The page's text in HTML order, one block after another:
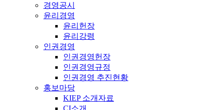
경영공시
윤리경영
윤리헌장
윤리강령
인권경영
인권경영헌장
인권경영규정
인권경영 추진현황
홍보마당
KIEP 소개자료
CI소개